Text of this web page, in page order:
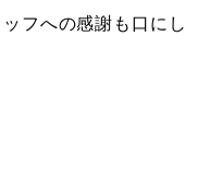
フへの感謝も口にし